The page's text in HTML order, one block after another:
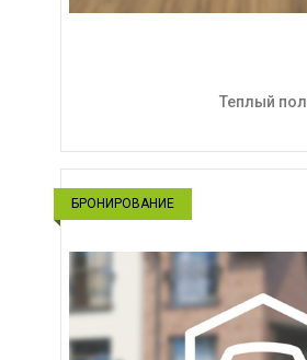
Теплый пол
БРОНИРОВАНИЕ